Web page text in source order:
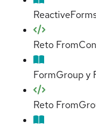
Reto
FormGroup y
Reto